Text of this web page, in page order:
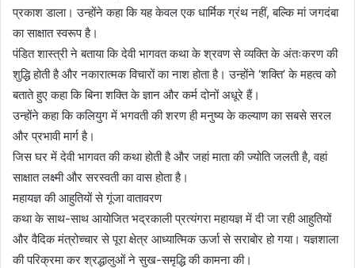
प्रकाश डाला। उन्होंने कहा कि यह केवल एक धार्मिक ग्रंथ नहीं, बल्कि मां जगदंबा
का साक्षात स्वरूप है।
पंडित शास्त्री ने बताया कि देवी भागवत कथा के श्रवण से व्यक्ति के अंतःकरण की
शुद्धि होती है और नकारात्मक विचारों का नाश होता है। उन्होंने ‘शक्ति’ के महत्व को
बताते हुए कहा कि बिना शक्ति के ज्ञान और कर्म दोनों अधूरे हैं।
उन्होंने कहा कि कलियुग में भगवती की शरण ही मनुष्य के कल्याण का सबसे सरल
और प्रभावी मार्ग है।
जिस घर में देवी भागवत की कथा होती है और जहां माता की ज्योति जलती है, वहां
साक्षात लक्ष्मी और सरस्वती का वास होता है।
महायज्ञ की आहुतियों से गूंजा वातावरण
कथा के साथ-साथ आयोजित भद्रकाली प्रत्यंगरा महायज्ञ में दी जा रही आहुतियों
और वैदिक मंत्रोच्चार से पूरा क्षेत्र आध्यात्मिक ऊर्जा से सराबोर हो गया। यज्ञशाला
की परिक्रमा कर श्रद्धालुओं ने सुख-समृद्धि की कामना की।